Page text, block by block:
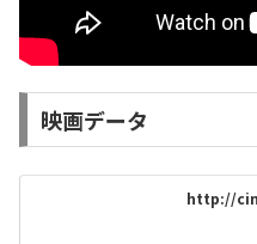
映画データ
http://